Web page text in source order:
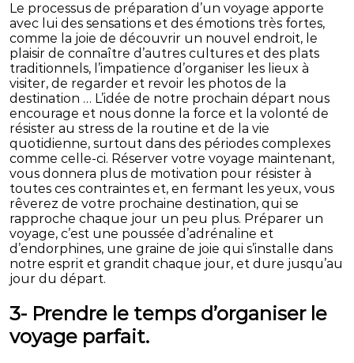
Le processus de préparation d’un voyage apporte
avec lui des sensations et des émotions très fortes,
comme la joie de découvrir un nouvel endroit, le
plaisir de connaître d’autres cultures et des plats
traditionnels, l’impatience d’organiser les lieux à
visiter, de regarder et revoir les photos de la
destination … L’idée de notre prochain départ nous
encourage et nous donne la force et la volonté de
résister au stress de la routine et de la vie
quotidienne, surtout dans des périodes complexes
comme celle-ci. Réserver votre voyage maintenant,
vous donnera plus de motivation pour résister à
toutes ces contraintes et, en fermant les yeux, vous
rêverez de votre prochaine destination, qui se
rapproche chaque jour un peu plus. Préparer un
voyage, c’est une poussée d’adrénaline et
d’endorphines, une graine de joie qui s’installe dans
notre esprit et grandit chaque jour, et dure jusqu’au
jour du départ.
3- Prendre le temps d’organiser le
voyage parfait.